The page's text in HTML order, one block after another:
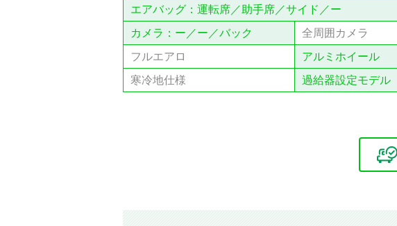
エアバッグ：運転席／助手席／サイド／ー
カメラ：ー／ー／バック
全周囲カメラ
フルエアロ
アルミホイール
寒冷地仕様
過給器設定モデル